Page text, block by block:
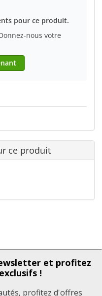
pour ce produit.
nous votre
ce produit